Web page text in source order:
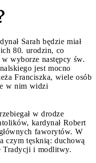
Sarah będzie miał
80. urodzin, co
wyborze następcy św.
jest mocno
Franciszka, wiele osób
w nim widzi
w drodze
kardynał Robert
faworytów. W
czym tęsknią: duchową
Tradycji i modlitwy.